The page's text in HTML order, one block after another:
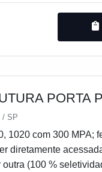
ótima
e movimentação
muitas maneiras
verticalização e
e países do
PORTA
/ SP
1020 com 300 MPA;
diretamente
outra (100 %